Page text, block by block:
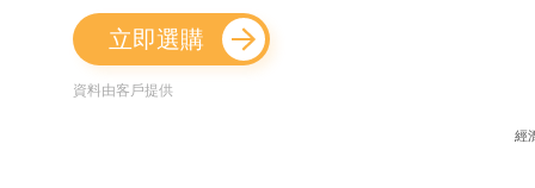
立即選購
資料由客戶提供
經